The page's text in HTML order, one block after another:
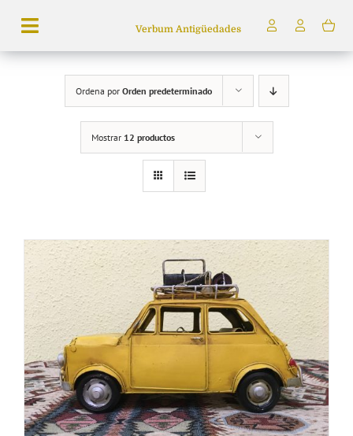
contenido
Toggle
Navigation
productos
Quiénes somos
Verbum Antigüedades
Ordena por Orden predeterminado
Mostrar 12 productos